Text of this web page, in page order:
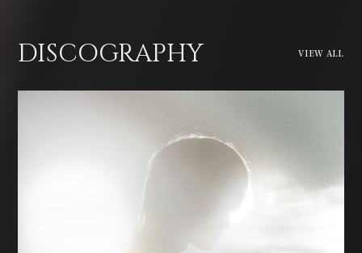
DISCOGRAPHY VIEW ALL